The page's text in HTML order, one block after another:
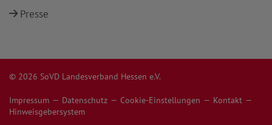
Presse
© 2026 SoVD Landesverband Hessen e.V.
Impressum Datenschutz Cookie-Einstellungen
Kontakt
Hinweisgebersystem